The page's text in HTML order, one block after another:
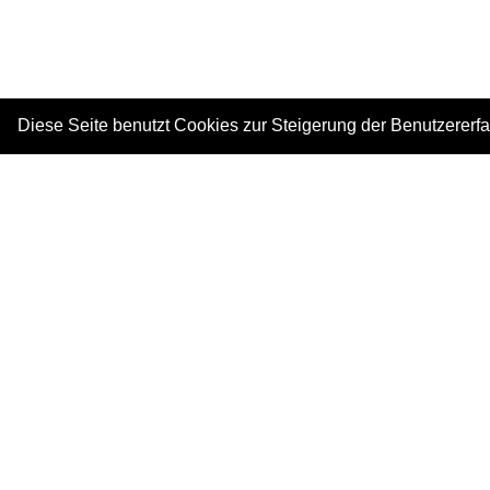
Diese Seite benutzt Cookies zur Steigerung der